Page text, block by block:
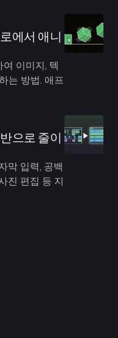
에서 애니
이미지, 텍
는 방법. 애프
작업을 수행
으로 줄이
막 입력, 공백
진 편집 등 지
을 대신해
니다.